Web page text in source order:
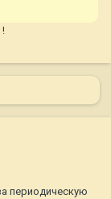
!
периодическую